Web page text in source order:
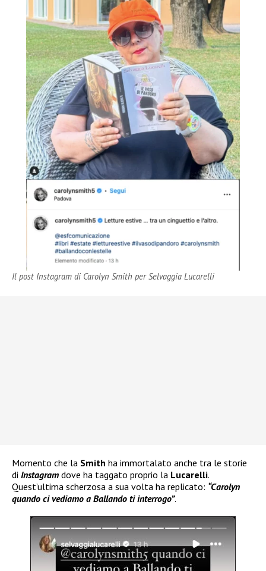
Il post Instagram di Carolyn Smith per Selvaggia Lucarelli
Momento che la Smith ha immortalato anche tra le storie
di Instagram dove ha taggato proprio la Lucarelli.
Quest’ultima scherzosa a sua volta ha replicato: “Carolyn
quando ci vediamo a Ballando ti interrogo”.